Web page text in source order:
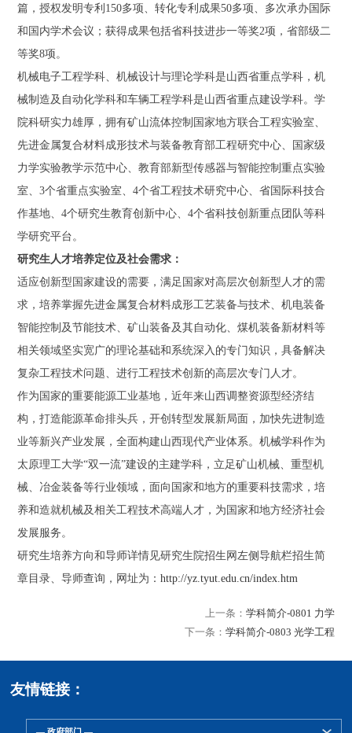
篇，授权发明专利150多项、转化专利成果50多项、多次承办国际
和国内学术会议；获得成果包括省科技进步一等奖2项，省部级二
等奖8项。
机械电子工程学科、机械设计与理论学科是山西省重点学科，机
械制造及自动化学科和车辆工程学科是山西省重点建设学科。学
院科研实力雄厚，拥有矿山流体控制国家地方联合工程实验室、
先进金属复合材料成形技术与装备教育部工程研究中心、国家级
力学实验教学示范中心、教育部新型传感器与智能控制重点实验
室、3个省重点实验室、4个省工程技术研究中心、省国际科技合
作基地、4个研究生教育创新中心、4个省科技创新重点团队等科
学研究平台。
研究生人才培养定位及社会需求：
适应创新型国家建设的需要，满足国家对高层次创新型人才的需
求，培养掌握先进金属复合材料成形工艺装备与技术、机电装备
智能控制及节能技术、矿山装备及其自动化、煤机装备新材料等
相关领域坚实宽广的理论基础和系统深入的专门知识，具备解决
复杂工程技术问题、进行工程技术创新的高层次专门人才。
作为国家的重要能源工业基地，近年来山西调整资源型经济结
构，打造能源革命排头兵，开创转型发展新局面，加快先进制造
业等新兴产业发展，全面构建山西现代产业体系。机械学科作为
太原理工大学“双一流”建设的主建学科，立足矿山机械、重型机
械、冶金装备等行业领域，面向国家和地方的重要科技需求，培
养和造就机械及相关工程技术高端人才，为国家和地方经济社会
发展服务。
研究生培养方向和导师详情见研究生院招生网左侧导航栏招生简
章目录、导师查询，网址为：http://yz.tyut.edu.cn/index.htm
上一条： 学科简介-0801 力学
下一条： 学科简介-0803 光学工程
友情链接：